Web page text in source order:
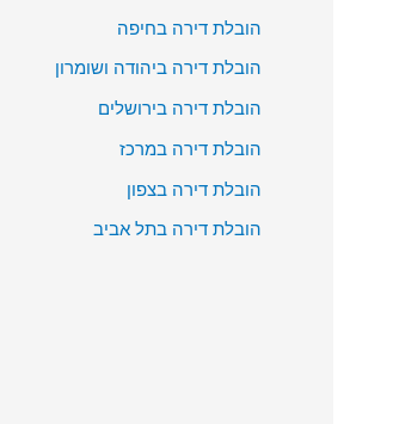
הובלת דירה בחיפה
הובלת דירה ביהודה ושומרון
הובלת דירה בירושלים
הובלת דירה במרכז
הובלת דירה בצפון
הובלת דירה בתל אביב